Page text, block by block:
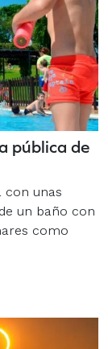
pública de
con unas
un baño con
como